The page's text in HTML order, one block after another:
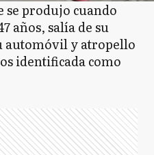
se produjo cuando
años, salía de su
automóvil y atropello
identificada como